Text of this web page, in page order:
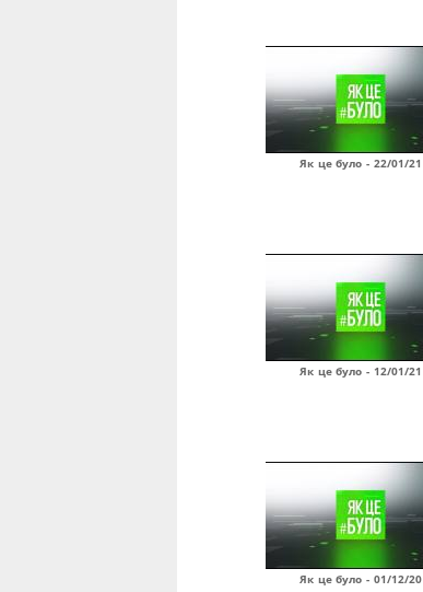
Як це було - 22/01/21
Як це було - 12/01/21
Як це було - 01/12/20